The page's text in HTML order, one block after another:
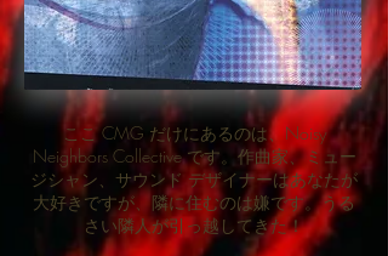
ここ CMG だけにあるのは、Noisy
Neighbors Collective です。作曲家、ミュー
ジシャン、サウンド デザイナーはあなたが
大好きですが、隣に住むのは嫌です。うる
さい隣人が引っ越してきた！